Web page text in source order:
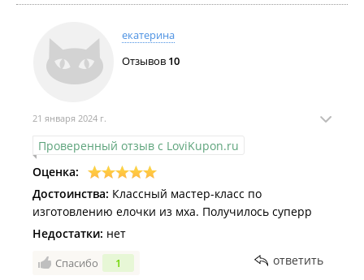
екатерина
Отзывов 10
21 января 2024 г.
Проверенный отзыв с LoviKupon.ru
Оценка:
Достоинства: Классный мастер-класс по
изготовлению елочки из мха. Получилось суперр
Недостатки: нет
Спасибо 1 ответить